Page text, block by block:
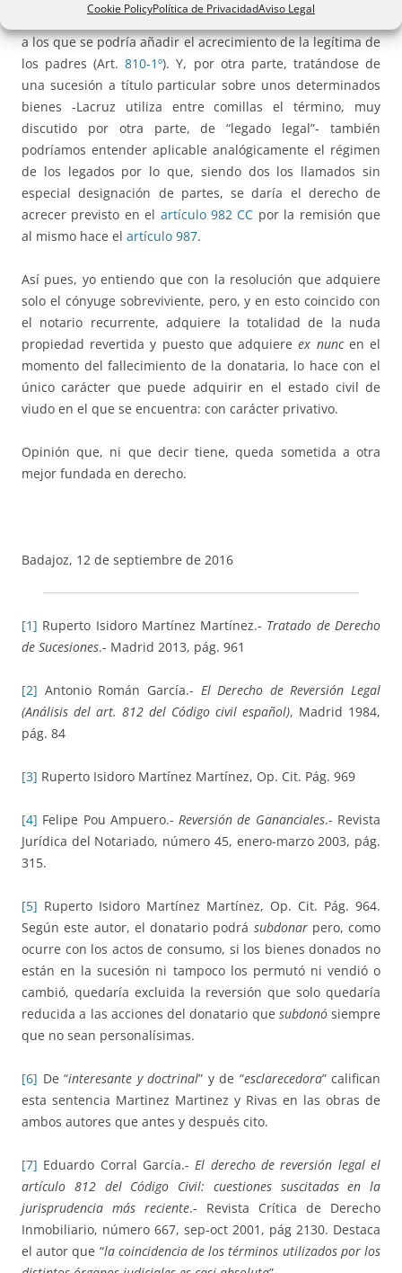
Cookie PolicyPolítica de PrivacidadAviso Legal
(acrecimiento al único padre sobreviviente)
a los que se podría añadir el acrecimiento de la legítima de
los padres (Art.810-1º). Y, por otra parte, tratándose de
una sucesión a título particular sobre unos determinados
bienes -Lacruz utiliza entre comillas el término, muy
discutido por otra parte, de “legado legal”- también
podríamos entender aplicable analógicamente el régimen
de los legados por lo que, siendo dos los llamados sin
especial designación de partes, se daría el derecho de
acrecer previsto en el artículo 982 CC por la remisión que
al mismo hace el artículo 987.
Así pues, yo entiendo que con la resolución que adquiere
solo el cónyuge sobreviviente, pero, y en esto coincido con
el notario recurrente, adquiere la totalidad de la nuda
propiedad revertida y puesto que adquiereex nuncen el
momento del fallecimiento de la donataria, lo hace con el
único carácter que puede adquirir en el estado civil de
viudo en el que se encuentra: con carácter privativo.
Opinión que, ni que decir tiene, queda sometida a otra
mejor fundada en derecho.
Badajoz, 12 de septiembre de 2016
[1] Ruperto Isidoro Martínez Martínez.- Tratado de Derecho
de Sucesiones.- Madrid 2013, pág. 961
[2] Antonio Román García.- El Derecho de Reversión Legal
(Análisis del art. 812 del Código civil español), Madrid 1984,
pág. 84
[3] Ruperto Isidoro Martínez Martínez, Op. Cit. Pág. 969
[4] Felipe Pou Ampuero.-Reversión de Gananciales.- Revista
Jurídica del Notariado, número 45, enero-marzo 2003, pág.
315.
[5] Ruperto Isidoro Martínez Martínez, Op. Cit. Pág. 964.
Según este autor, el donatario podrá subdonarpero, como
ocurre con los actos de consumo, si los bienes donados no
están en la sucesión ni tampoco los permutó ni vendió o
cambió, quedaría excluida la reversión que solo quedaría
reducida a las acciones del donatario que subdonósiempre
que no sean personalísimas.
[6] De “interesante y doctrinal” y de “esclarecedora” califican
esta sentencia Martinez Martinez y Rivas en las obras de
ambos autores que antes y después cito.
[7] Eduardo Corral García.-El derecho de reversión legal el
artículo 812 del Código Civil: cuestiones suscitadas en la
jurisprudencia más reciente.- Revista Crítica de Derecho
Inmobiliario, número 667, sep-oct 2001, pág 2130. Destaca
el autor que “la coincidencia de los términos utilizados por los